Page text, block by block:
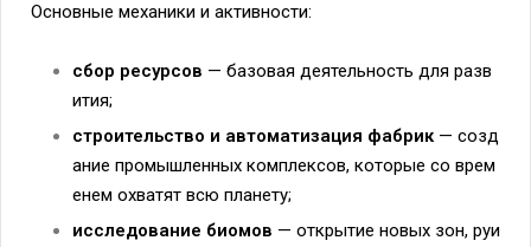
Основные механики и активности:
сбор ресурсов — базовая деятельность для разв
ития;
строительство и автоматизация фабрик — созд
ание промышленных комплексов, которые со врем
енем охватят всю планету;
исследование биомов — открытие новых зон, руи